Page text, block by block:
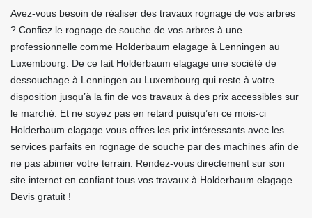
Avez-vous besoin de réaliser des travaux rognage de vos arbres
? Confiez le rognage de souche de vos arbres à une
professionnelle comme Holderbaum elagage à Lenningen au
Luxembourg. De ce fait Holderbaum elagage une société de
dessouchage à Lenningen au Luxembourg qui reste à votre
disposition jusqu’à la fin de vos travaux à des prix accessibles sur
le marché. Et ne soyez pas en retard puisqu’en ce mois-ci
Holderbaum elagage vous offres les prix intéressants avec les
services parfaits en rognage de souche par des machines afin de
ne pas abimer votre terrain. Rendez-vous directement sur son
site internet en confiant tous vos travaux à Holderbaum elagage.
Devis gratuit !